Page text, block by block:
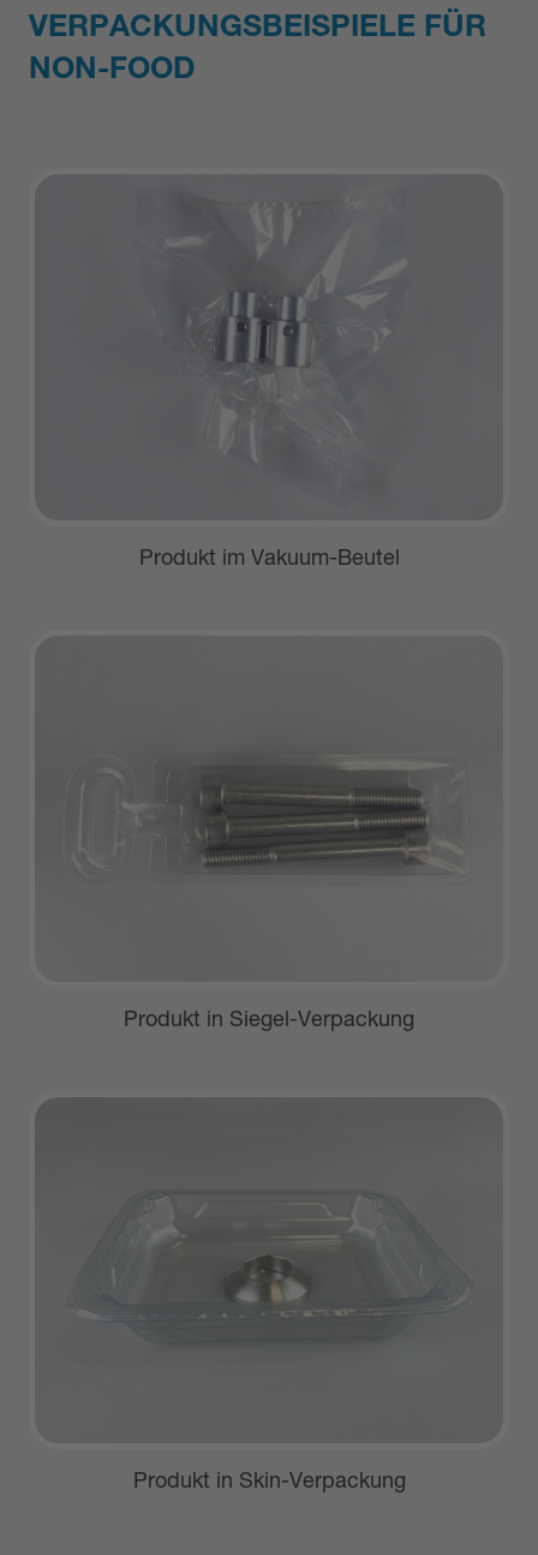
VERPACKUNGSBEISPIELE FÜR
NON-FOOD
Produkt im Vakuum-Beutel
Produkt in Siegel-Verpackung
Produkt in Skin-Verpackung